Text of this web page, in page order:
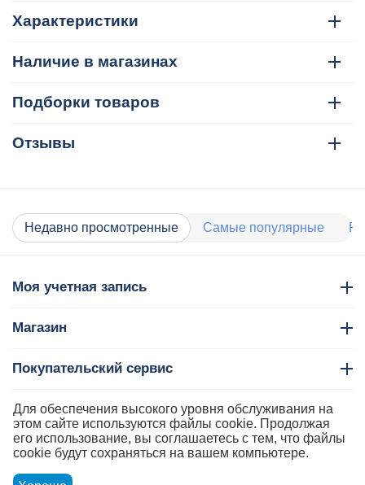
Характеристики
Наличие в магазинах
Подборки товаров
Отзывы
Недавно просмотренные Самые популярные
Моя учетная запись
Магазин
Покупательский сервис
Контакты
Для обеспечения высокого уровня обслуживания на
этом сайте используются файлы cookie. Продолжая
его использование, вы соглашаетесь с тем, что файлы
cookie будут сохраняться на вашем компьютере.